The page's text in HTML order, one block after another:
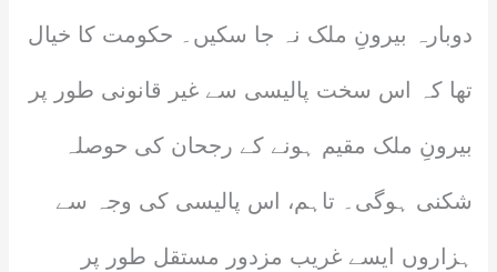
دوبارہ بیرونِ ملک نہ جا سکیں۔ حکومت کا خیال
تھا کہ اس سخت پالیسی سے غیر قانونی طور پر
بیرونِ ملک مقیم ہونے کے رجحان کی حوصلہ
شکنی ہوگی۔ تاہم، اس پالیسی کی وجہ سے
ہزاروں ایسے غریب مزدور مستقل طور پر